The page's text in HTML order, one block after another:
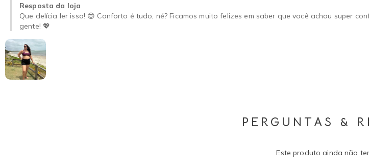
Resposta da loja
Que delícia ler isso! 😍 Conforto é tudo, né? Ficamos muito felizes em saber que você achou super
gente! 💖
PERGUNTAS &
Este produto ainda não